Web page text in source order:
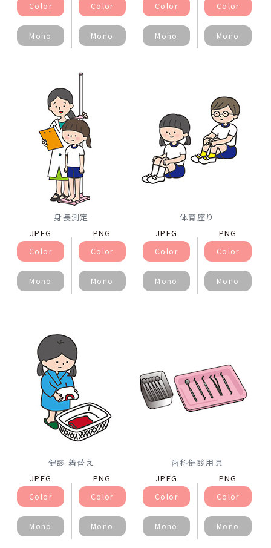
Color
Mono
Color
Mono
Color
Mono
Color
Mono
身長測定
JPEG
Color
Mono
PNG
Color
Mono
体育座り
JPEG
Color
Mono
PNG
Color
Mono
健診 着替え
JPEG
Color
Mono
PNG
Color
Mono
歯科健診用具
JPEG
Color
Mono
PNG
Color
Mono